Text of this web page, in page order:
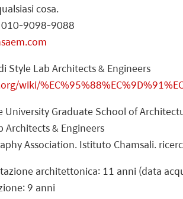
cosa.
9098-9088
Style Lab Architects & Engineers
wiki/
University Graduate School of
Architects & Engineers
Association. Istituto Chamsali.
architettonica: 11 anni (data
9 anni